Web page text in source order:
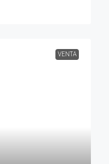
VENTA